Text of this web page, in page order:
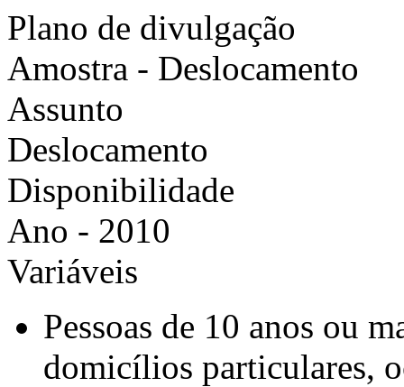
Plano de divulgação
Amostra - Deslocamento
Assunto
Deslocamento
Disponibilidade
Ano - 2010
Variáveis
Pessoas de 10 anos ou
domicílios particulares,